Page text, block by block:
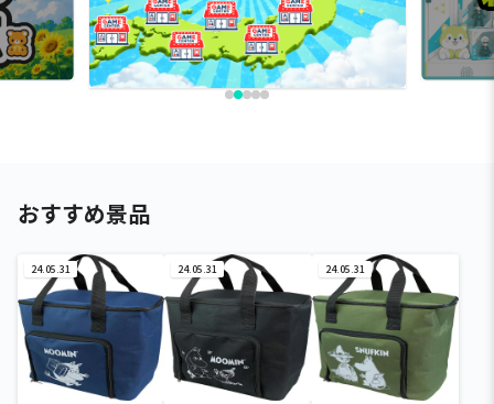
おすすめ景品
24.05.31 24.05.31 24.05.31